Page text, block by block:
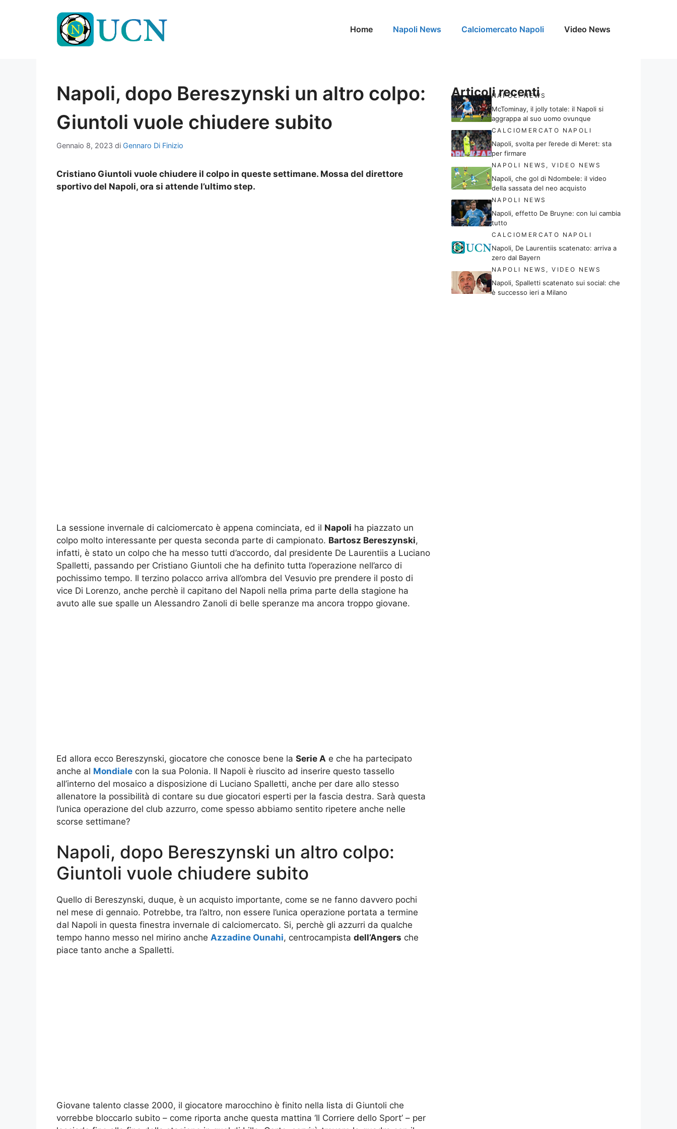
Home Napoli News Calciomercato Napoli Video News
Napoli, dopo Bereszynski un altro colpo:
Giuntoli vuole chiudere subito
Gennaio 8, 2023 di Gennaro Di Finizio
Cristiano Giuntoli vuole chiudere il colpo in queste settimane. Mossa del direttore
sportivo del Napoli, ora si attende l’ultimo step.
La sessione invernale di calciomercato è appena cominciata, ed il Napoli ha piazzato un
colpo molto interessante per questa seconda parte di campionato. Bartosz Bereszynski,
infatti, è stato un colpo che ha messo tutti d’accordo, dal presidente De Laurentiis a Luciano
Spalletti, passando per Cristiano Giuntoli che ha definito tutta l’operazione nell’arco di
pochissimo tempo. Il terzino polacco arriva all’ombra del Vesuvio pre prendere il posto di
vice Di Lorenzo, anche perchè il capitano del Napoli nella prima parte della stagione ha
avuto alle sue spalle un Alessandro Zanoli di belle speranze ma ancora troppo giovane.
Ed allora ecco Bereszynski, giocatore che conosce bene la Serie A e che ha partecipato
anche al Mondiale con la sua Polonia. Il Napoli è riuscito ad inserire questo tassello
all’interno del mosaico a disposizione di Luciano Spalletti, anche per dare allo stesso
allenatore la possibilità di contare su due giocatori esperti per la fascia destra. Sarà questa
l’unica operazione del club azzurro, come spesso abbiamo sentito ripetere anche nelle
scorse settimane?
Napoli, dopo Bereszynski un altro colpo:
Giuntoli vuole chiudere subito
Quello di Bereszynski, duque, è un acquisto importante, come se ne fanno davvero pochi
nel mese di gennaio. Potrebbe, tra l’altro, non essere l’unica operazione portata a termine
dal Napoli in questa finestra invernale di calciomercato. Si, perchè gli azzurri da qualche
tempo hanno messo nel mirino anche Azzadine Ounahi, centrocampista dell’Angers che
piace tanto anche a Spalletti.
Giovane talento classe 2000, il giocatore marocchino è finito nella lista di Giuntoli che
vorrebbe bloccarlo subito – come riporta anche questa mattina ‘Il Corriere dello Sport’ – per
Articoli recenti
NAPOLI NEWS
McTominay, il jolly totale: il Napoli si
aggrappa al suo uomo ovunque
CALCIOMERCATO NAPOLI
Napoli, svolta per l’erede di Meret: sta
per firmare
NAPOLI NEWS ,VIDEO NEWS
Napoli, che gol di Ndombele: il video
della sassata del neo acquisto
NAPOLI NEWS
Napoli, effetto De Bruyne: con lui cambia
tutto
CALCIOMERCATO NAPOLI
Napoli, De Laurentiis scatenato: arriva a
zero dal Bayern
NAPOLI NEWS ,VIDEO NEWS
Napoli, Spalletti scatenato sui social: che
è successo ieri a Milano